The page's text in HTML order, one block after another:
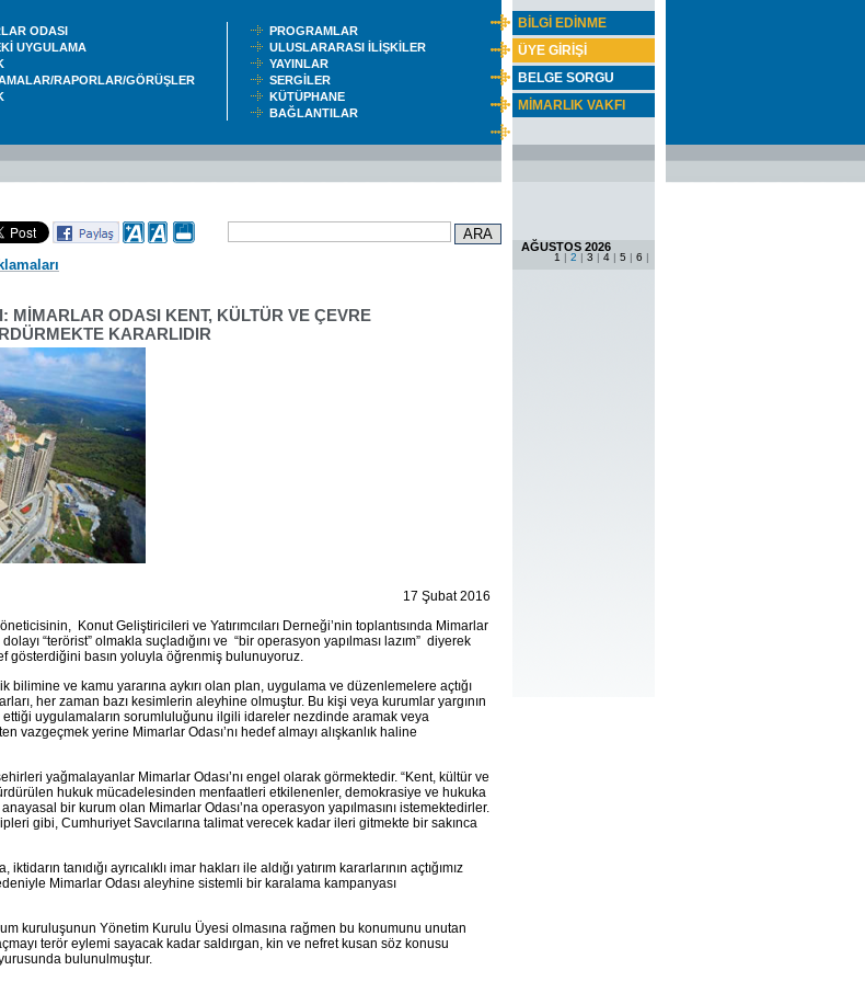
BİLGİ EDİNME
ÜYE GİRİŞİ
BELGE SORGU
MİMARLIK VAKFI
AĞUSTOS 2026
1 | 2 | 3 | 4 | 5 | 6 |
ODASI
UYGULAMA
RAPORLAR/GÖRÜŞLER
PROGRAMLAR
ULUSLARARASI İLİŞKİLER
YAYINLAR
SERGİLER
KÜTÜPHANE
BAĞLANTILAR
MİMARLAR ODASI KENT, KÜLTÜR VE ÇEVRE
KARARLIDIR
17 Şubat 2016
Konut Geliştiricileri ve Yatırımcıları Derneği’nin toplantısında Mimarlar
dolayı “terörist” olmakla suçladığını ve “bir operasyon yapılması lazım” diyerek
gösterdiğini basın yoluyla öğrenmiş bulunuyoruz.
bilimine ve kamu yararına aykırı olan plan, uygulama ve düzenlemelere açtığı
her zaman bazı kesimlerin aleyhine olmuştur. Bu kişi veya kurumlar yargının
ettiği uygulamaların sorumluluğunu ilgili idareler nezdinde aramak veya
vazgeçmek yerine Mimarlar Odası’nı hedef almayı alışkanlık haline
yağmalayanlar Mimarlar Odası’nı engel olarak görmektedir. “Kent, kültür ve
hukuk mücadelesinden menfaatleri etkilenenler, demokrasiye ve hukuka
bir kurum olan Mimarlar Odası’na operasyon yapılmasını istemektedirler.
gibi, Cumhuriyet Savcılarına talimat verecek kadar ileri gitmekte bir sakınca
tanıdığı ayrıcalıklı imar hakları ile aldığı yatırım kararlarının açtığımız
Mimarlar Odası aleyhine sistemli bir karalama kampanyası
kuruluşunun Yönetim Kurulu Üyesi olmasına rağmen bu konumunu unutan
terör eylemi sayacak kadar saldırgan, kin ve nefret kusan söz konusu
bulunulmuştur.